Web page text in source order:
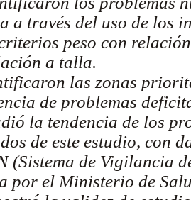
a través del uso de los
peso con
a talla.
las zonas
de problemas
la tendencia de los
de este estudio, con
(Sistema de Vigilancia
por el Ministerio de